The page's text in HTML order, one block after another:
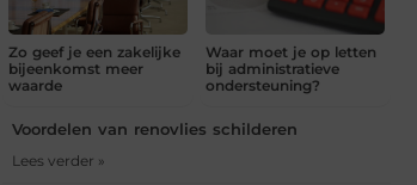
Zo geef je een zakelijke
bijeenkomst meer
waarde
Waar moet je op letten
bij administratieve
ondersteuning?
Voordelen van renovlies schilderen
Lees verder »